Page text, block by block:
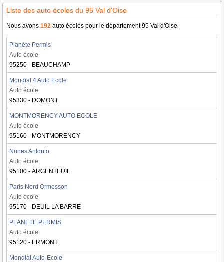
Liste des auto écoles du 95 Val d'Oise
Nous avons 192 auto écoles pour le département 95 Val d'Oise
Planète Permis
Auto école
95250 - BEAUCHAMP
Mondial 4 Auto Ecole
Auto école
95330 - DOMONT
MONTMORENCY AUTO ECOLE
Auto école
95160 - MONTMORENCY
Nunes Antonio
Auto école
95100 - ARGENTEUIL
Paris Nord Ormesson
Auto école
95170 - DEUIL LA BARRE
PLANETE PERMIS
Auto école
95120 - ERMONT
Mondial Auto-Ecole